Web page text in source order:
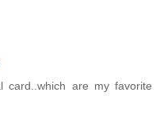
card..which are my favorite